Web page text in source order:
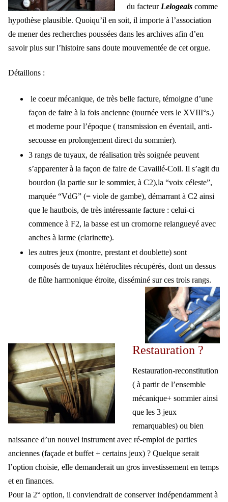
du facteur Lelogeaiscomme
hypothèse plausible. Quoiqu’il en soit, il importe à l’association
de mener des recherches poussées dans les archives afin d’en
savoir plus sur l’histoire sans doute mouvementée de cet orgue.
Détaillons :
le coeur mécanique, de très belle facture, témoigne d’une
façon de faire à la fois ancienne (tournée vers le XVIII°s.)
et moderne pour l’époque ( transmission en éventail, anti-
secousse en prolongement direct du sommier).
3 rangs de tuyaux, de réalisation très soignée peuvent
s’apparenter à la façon de faire de Cavaillé-Coll. Il s’agit du
bourdon (la partie sur le sommier, à C2),la “voix céleste”,
marquée “VdG” (= viole de gambe), démarrant à C2 ainsi
que le hautbois, de très intéressante facture : celui-ci
commence à F2, la basse est un cromorne relangueyé avec
anches à larme (clarinette).
les autres jeux (montre, prestant et doublette) sont
composés de tuyaux hétéroclites récupérés, dont un dessus
de flûte harmonique étroite, disséminé sur ces trois rangs.
Restauration ?
Restauration-reconstitution
( à partir de l’ensemble
mécanique+ sommier ainsi
que les 3 jeux
remarquables) ou bien
naissance d’un nouvel instrument avec ré-emploi de parties
anciennes (façade et buffet + certains jeux) ? Quelque serait
l’option choisie, elle demanderait un gros investissement en temps
et en finances.
Pour la 2° option, il conviendrait de conserver indépendamment à